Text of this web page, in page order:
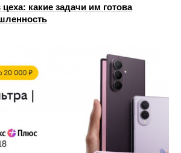
какие задачи им готова